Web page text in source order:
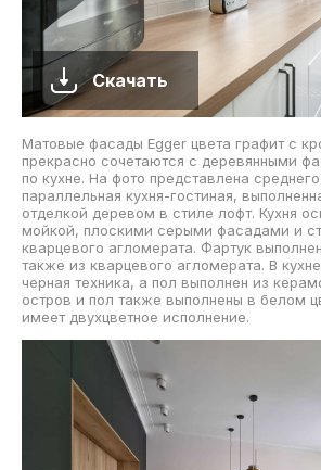
Скачать
Матовые фасады Egger цвета графит с
прекрасно сочетаются с деревянными
по кухне. На фото представлена
параллельная кухня-гостиная,
отделкой деревом в стиле лофт. Кухня
мойкой, плоскими серыми фасадами и
кварцевого агломерата. Фартук
также из кварцевого агломерата. В
черная техника, а пол выполнен из
остров и пол также выполнены в белом
имеет двухцветное исполнение.